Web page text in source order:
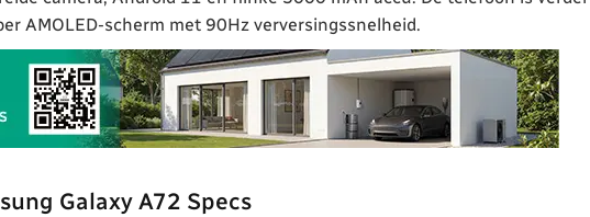
AMOLED-scherm met 90Hz verversingssnelheid.
Galaxy A72 Specs